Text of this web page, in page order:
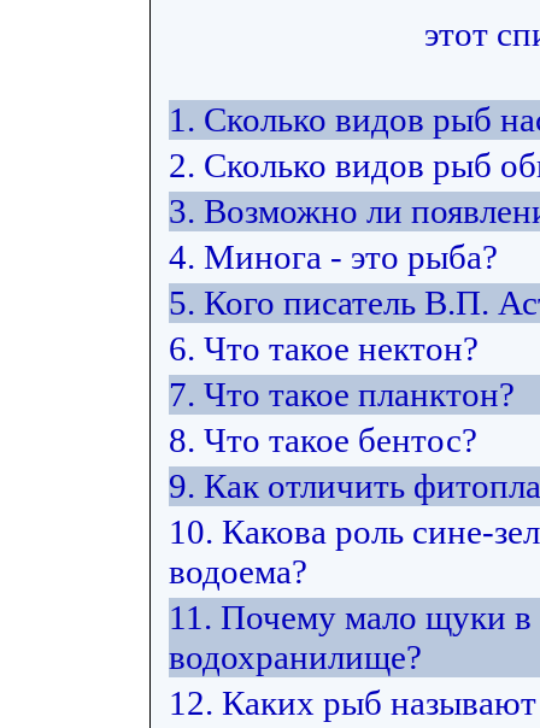
этот
1. Сколько видов рыб
2. Сколько видов рыб
3. Возможно ли
4. Минога - это рыба?
5. Кого писатель В.П.
6. Что такое нектон?
7. Что такое планктон?
8. Что такое бентос?
9. Как отличить
10. Какова роль сине-
водоема?
11. Почему мало щуки в
водохранилище?
12. Каких рыб